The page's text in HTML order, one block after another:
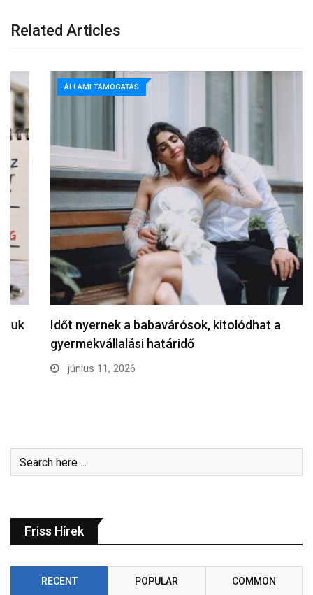
Related Articles
ÁLLAMI TÁMOGATÁS
Időt nyernek a babavárósok, kitolódhat a
gyermekvállalási határidő
június 11, 2026
Friss Hírek
RECENT POPULAR COMMON